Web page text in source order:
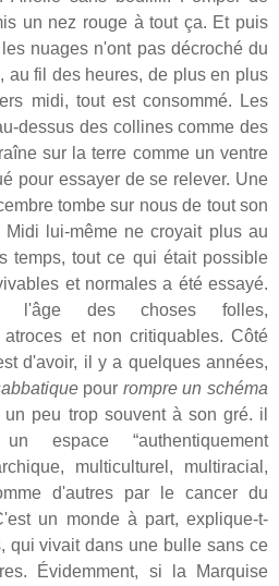
un nez rouge à tout ça. Et puis
nuages n'ont pas décroché du
au fil des heures, de plus en plus
midi, tout est consommé. Les
dessus des collines comme des
sur la terre comme un ventre
pour essayer de se relever. Une
tombe sur nous de tout son
lui-même ne croyait plus au
temps, tout ce qui était possible
et normales a été essayé.
l'âge des choses folles,
atroces et non critiquables. Côté
d'avoir, il y a quelques années,
pour rompre un schéma
peu trop souvent à son gré. il
espace “authentiquement
multiculturel, multiracial,
d'autres par le cancer du
un monde à part, explique-t-
qui vivait dans une bulle sans ce
Évidemment, si la Marquise